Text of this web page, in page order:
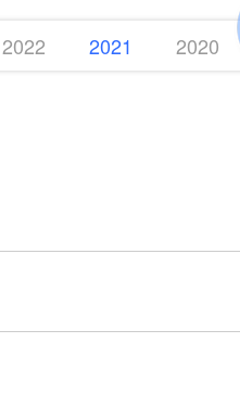
2022 2021 2020